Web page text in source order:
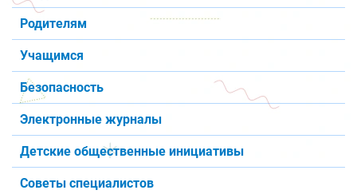
Родителям
Учащимся
Безопасность
Электронные журналы
Детские общественные инициативы
Советы специалистов